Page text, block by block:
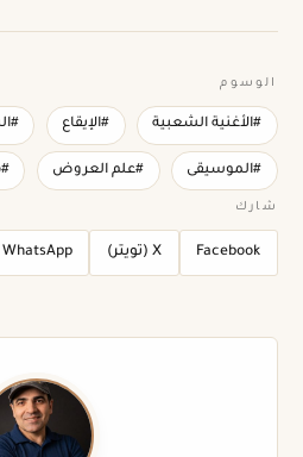
الوسوم
#الأغنية الشعبية #الإيقاع
#الموسيقى #علم العروض
شارك
Facebook X (تويتر) WhatsApp